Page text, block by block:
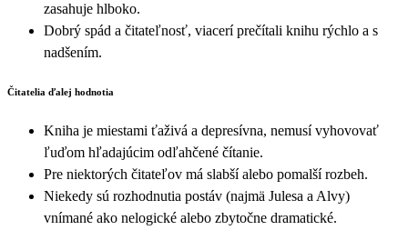
zasahuje hlboko.
Dobrý spád a čitateľnosť, viacerí prečítali knihu rýchlo a s
nadšením.
Čitatelia ďalej hodnotia
Kniha je miestami ťaživá a depresívna, nemusí vyhovovať
ľuďom hľadajúcim odľahčené čítanie.
Pre niektorých čitateľov má slabší alebo pomalší rozbeh.
Niekedy sú rozhodnutia postáv (najmä Julesa a Alvy)
vnímané ako nelogické alebo zbytočne dramatické.